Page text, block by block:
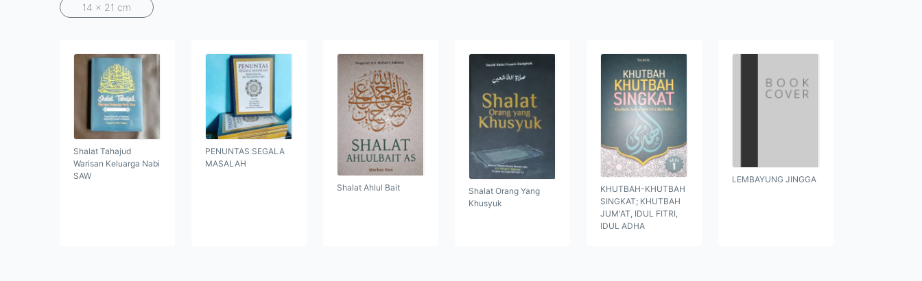
14 x 21 cm
Shalat Tahajud
Warisan Keluarga Nabi
SAW
PENUNTAS SEGALA
MASALAH
Shalat Ahlul Bait
Shalat Orang Yang
Khusyuk
KHUTBAH-KHUTBAH
SINGKAT; KHUTBAH
JUM'AT, IDUL FITRI,
IDUL ADHA
LEMBAYUNG JINGGA